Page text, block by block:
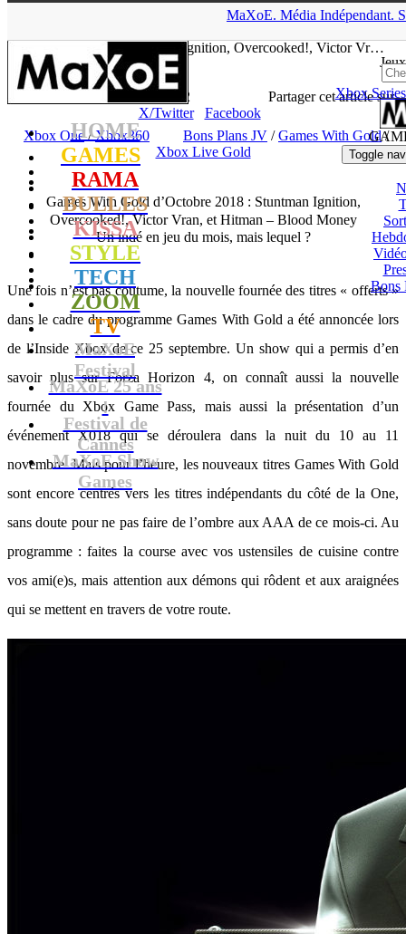
MaXoE. Média Indépendant.
HOME
GAMES
RAMA
BULLES
KISSA
STYLE
TECH
ZOOM
TV
MaXoE
Festival
MaXoE 25 ans
!
Festival de
Cannes
MaXoE Show
Games
Jeux
Xbox
Toggle
Bons
d’Octobre 2018 : Stuntman Ignition, Overcooked!, Victor Vr…
- 27.09.18, 11:42
Partager cet article sur
X/Twitter
Facebook
Xbox One/Xbox360 Bons Plans JV /Games With Gold/
Xbox Live Gold
Games With Gold d’Octobre 2018 : Stuntman Ignition,
Overcooked!, Victor Vran, et Hitman – Blood Money
Un indé en jeu du mois, mais lequel ?
Une fois n’est pas coutume, la nouvelle fournée des titres « offerts »
dans le cadre du programme Games With Gold a été annoncée lors
de l’Inside Xbox de ce 25 septembre. Un show qui a permis d’en
savoir plus sur Forza Horizon 4, on connaît aussi la nouvelle
fournée du Xbox Game Pass, mais aussi la présentation d’un
événement X018 qui se déroulera dans la nuit du 10 au 11
novembre. Mais pour l’heure, les nouveaux titres Games With Gold
sont encore centrés vers les titres indépendants du côté de la One,
sans doute pour ne pas faire de l’ombre aux AAA de ce mois-ci. Au
programme : faites la course avec vos ustensiles de cuisine contre
vos ami(e)s, mais attention aux démons qui rôdent et aux araignées
qui se mettent en travers de votre route.